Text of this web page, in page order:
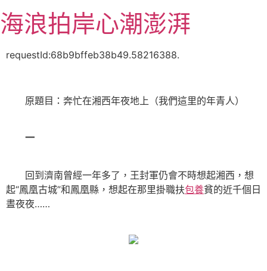
至
主海浪拍岸心潮澎湃
requestId:68b9bffeb38b49.58216388.
原題目：奔忙在湘西年夜地上（我們這里的年青人）
一
回到濟南曾經一年多了，王封軍仍會不時想起湘西，想
起“鳳凰古城”和鳳凰縣，想起在那里掛職扶包養貧的近千個日
晝夜夜……